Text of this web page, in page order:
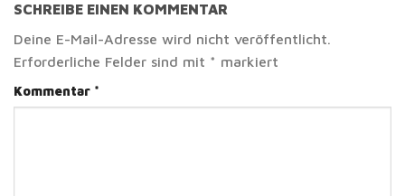
SCHREIBE EINEN KOMMENTAR
Deine E-Mail-Adresse wird nicht veröffentlicht.
Erforderliche Felder sind mit * markiert
Kommentar *